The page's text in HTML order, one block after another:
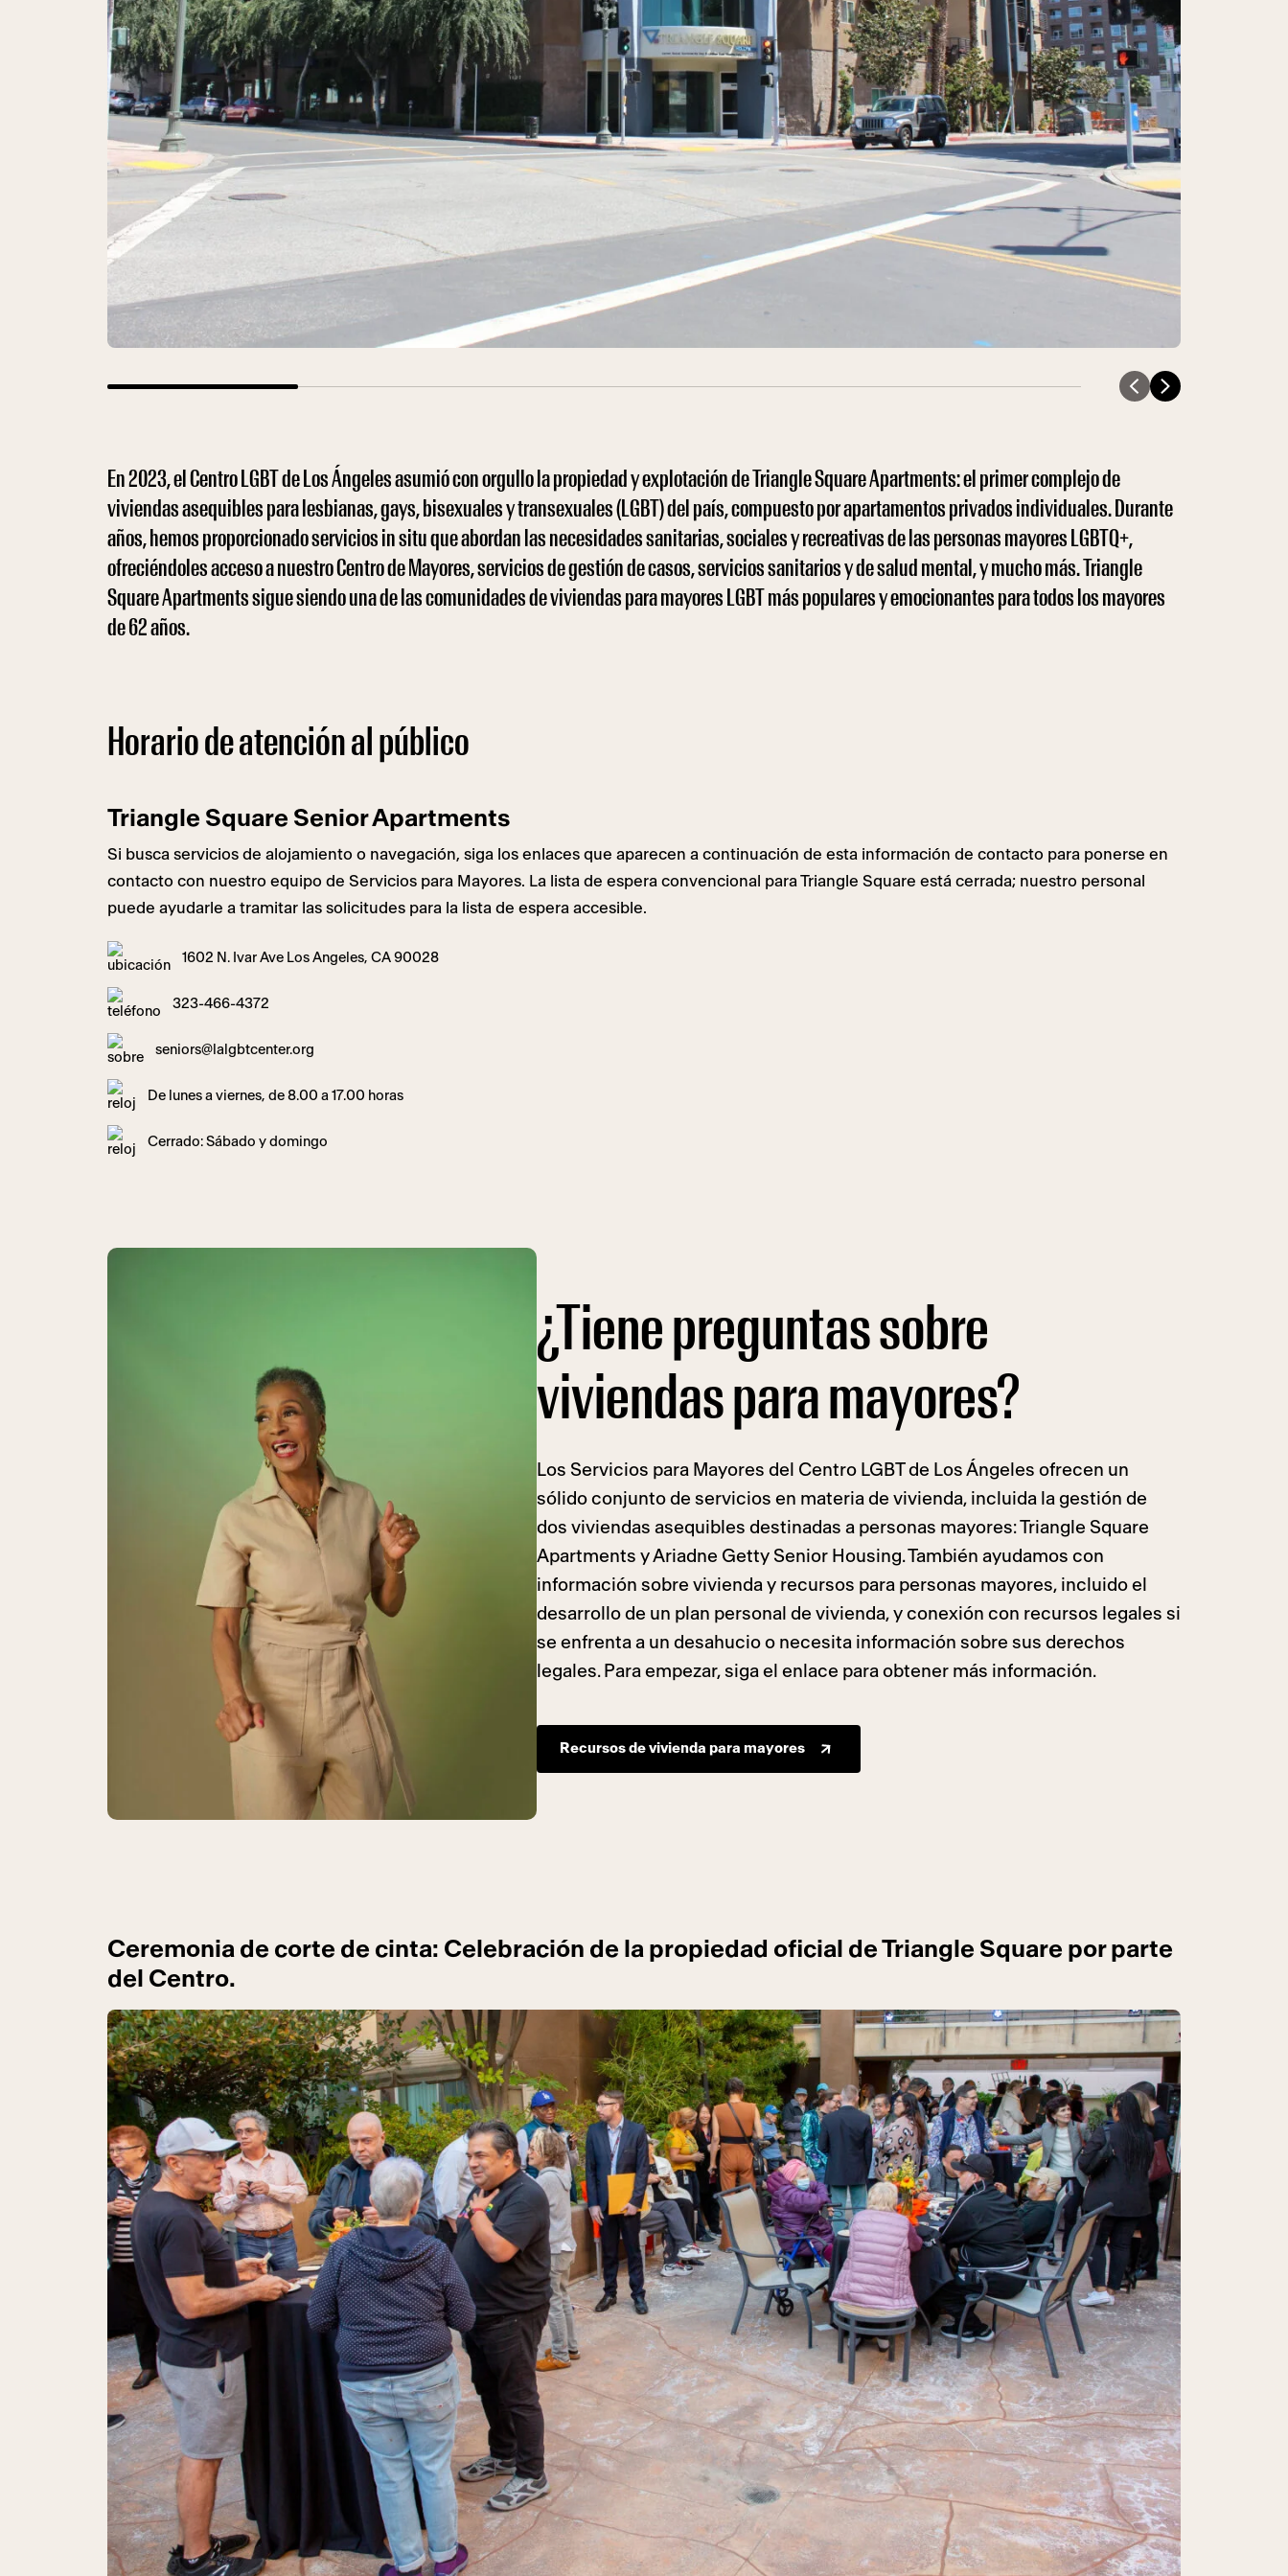
En 2023, el Centro LGBT de Los Ángeles asumió con orgullo la propiedad y explotación de Triangle Square Apartments: el primer complejo de
viviendas asequibles para lesbianas, gays, bisexuales y transexuales (LGBT) del país, compuesto por apartamentos privados individuales. Durante
años, hemos proporcionado servicios in situ que abordan las necesidades sanitarias, sociales y recreativas de las personas mayores LGBTQ+,
ofreciéndoles acceso a nuestro Centro de Mayores, servicios de gestión de casos, servicios sanitarios y de salud mental, y mucho más. Triangle
Square Apartments sigue siendo una de las comunidades de viviendas para mayores LGBT más populares y emocionantes para todos los mayores
de 62 años.
Horario de atención al público
Triangle Square Senior Apartments
Si busca servicios de alojamiento o navegación, siga los enlaces que aparecen a continuación de esta información de contacto para ponerse en
contacto con nuestro equipo de Servicios para Mayores. La lista de espera convencional para Triangle Square está cerrada; nuestro personal
puede ayudarle a tramitar las solicitudes para la lista de espera accesible.
1602 N. Ivar Ave Los Angeles, CA 90028
323-466-4372
seniors@lalgbtcenter.org
De lunes a viernes, de 8.00 a 17.00 horas
Cerrado: Sábado y domingo
¿Tiene preguntas sobre
viviendas para mayores?
Los Servicios para Mayores del Centro LGBT de Los Ángeles ofrecen un
sólido conjunto de servicios en materia de vivienda, incluida la gestión de
dos viviendas asequibles destinadas a personas mayores: Triangle Square
Apartments y Ariadne Getty Senior Housing. También ayudamos con
información sobre vivienda y recursos para personas mayores, incluido el
desarrollo de un plan personal de vivienda, y conexión con recursos legales si
se enfrenta a un desahucio o necesita información sobre sus derechos
legales. Para empezar, siga el enlace para obtener más información.
Recursos de vivienda para mayores
Ceremonia de corte de cinta: Celebración de la propiedad oficial de Triangle Square por parte
del Centro.